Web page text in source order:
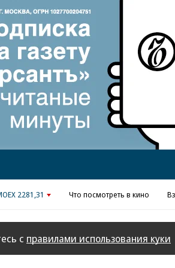
2281,31 Что посмотреть в кино
с правилами использования куки